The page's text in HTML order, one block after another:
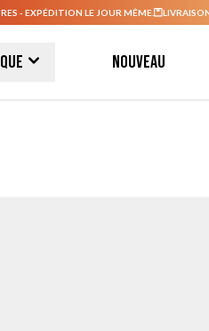
- EXPÉDITION LE JOUR MÊME.
Nouveau